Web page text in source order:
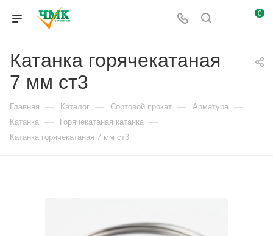
0
Катанка горячекатаная
7 мм ст3
Главная — Каталог — Сортовой прокат — Арматура —
Катанка — Горячекатаная катанка —
Катанка горячекатаная 7 мм ст3